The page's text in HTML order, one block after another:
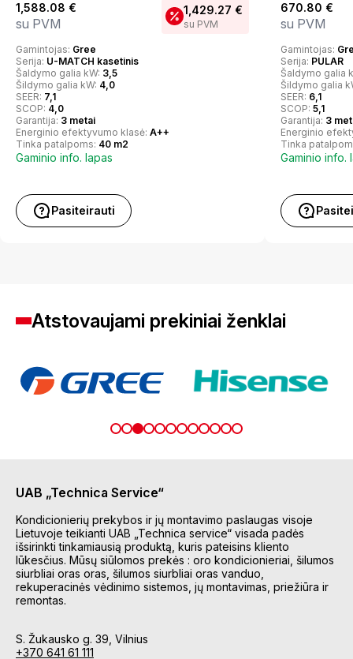
1,588.08 €
su PVM
1,429.27 €
su PVM
Gamintojas: Gree
Serija: U-MATCH kasetinis
Šaldymo galia kW: 3,5
Šildymo galia kW: 4,0
SEER: 7,1
SCOP: 4,0
Garantija: 3 metai
Energinio efektyvumo klasė: A++
Tinka patalpoms: 40 m2
Gaminio info. lapas
Pasiteirauti
670.80 €
su PVM
Gamintojas:
Serija: PULAR
Šaldymo galia
Šildymo galia
SEER: 6,1
SCOP: 5,1
Garantija: 3
Energinio
Tinka
Gaminio info.
Atstovaujami prekiniai ženklai
UAB „Technica Service“
Kondicionierių prekybos ir jų montavimo paslaugas visoje
Lietuvoje teikianti UAB „Technica service“ visada padės
išsirinkti tinkamiausią produktą, kuris pateisins kliento
lūkesčius. Mūsų siūlomos prekės : oro kondicionieriai, šilumos
siurbliai oras oras, šilumos siurbliai oras vanduo,
rekuperacinės vėdinimo sistemos, jų montavimas, priežiūra ir
remontas.
S. Žukausko g. 39, Vilnius
+370 641 61 111